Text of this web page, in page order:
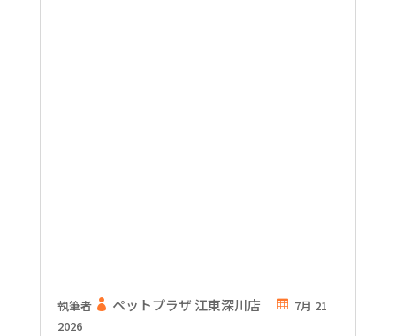
執筆者 ペットプラザ 江東深川店
7月 21
2026